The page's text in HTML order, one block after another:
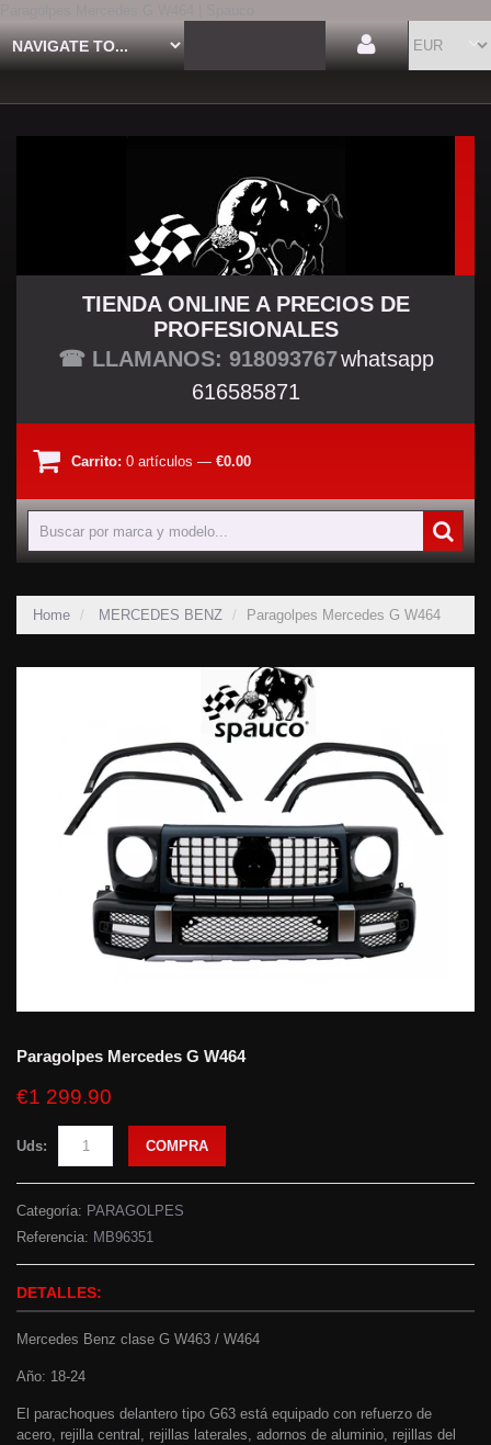
TU TIENDA TUNING
TIENDA ONLINE A PRECIOS DE
PROFESIONALES
☎ LLAMANOS: 918093767whatsapp
616585871
Carrito: 0 artículos — €0.00
Home MERCEDES BENZ Paragolpes Mercedes G W464
Paragolpes Mercedes G W464
€1 299.90
Uds: COMPRA
Categoría: PARAGOLPES
Referencia: MB96351
DETALLES:
Mercedes Benz clase G W463 / W464
Año: 18-24
El parachoques delantero tipo G63 está equipado con refuerzo de
acero, rejilla central, rejillas laterales, adornos de aluminio, rejillas del